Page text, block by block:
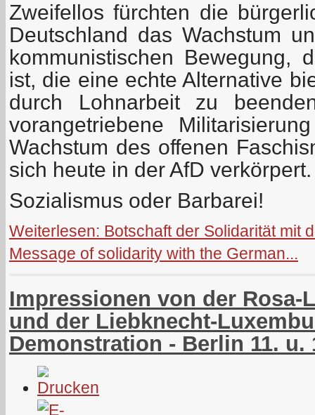
Zweifellos fürchten die
Deutschland das Wachstum
kommunistischen Bewegung,
ist, die eine echte Alternative
durch Lohnarbeit zu
vorangetriebene
Wachstum des offenen
sich heute in der AfD verkörpert.
Sozialismus oder Barbarei!
Weiterlesen: Botschaft der Solidarität mit
Message of solidarity with the German...
Impressionen von der Rosa-
und der Liebknecht-
Demonstration - Berlin 11. u.